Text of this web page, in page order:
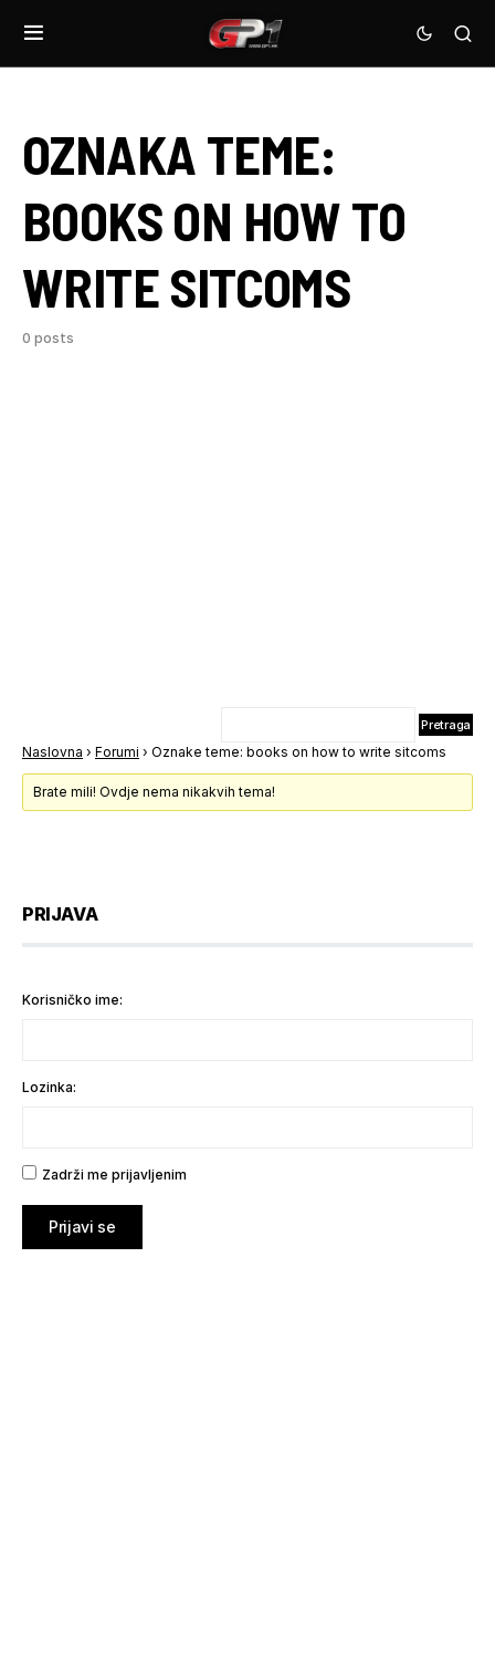
OZNAKA TEME:
BOOKS ON HOW TO
WRITE SITCOMS
0 posts
Naslovna › Forumi › Oznake teme: books on how to write sitcoms
Brate mili! Ovdje nema nikakvih tema!
PRIJAVA
Korisničko ime:
Lozinka:
Zadrži me prijavljenim
Prijavi se